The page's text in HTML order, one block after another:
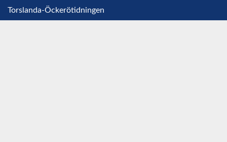
Torslanda-Öckerötidningen